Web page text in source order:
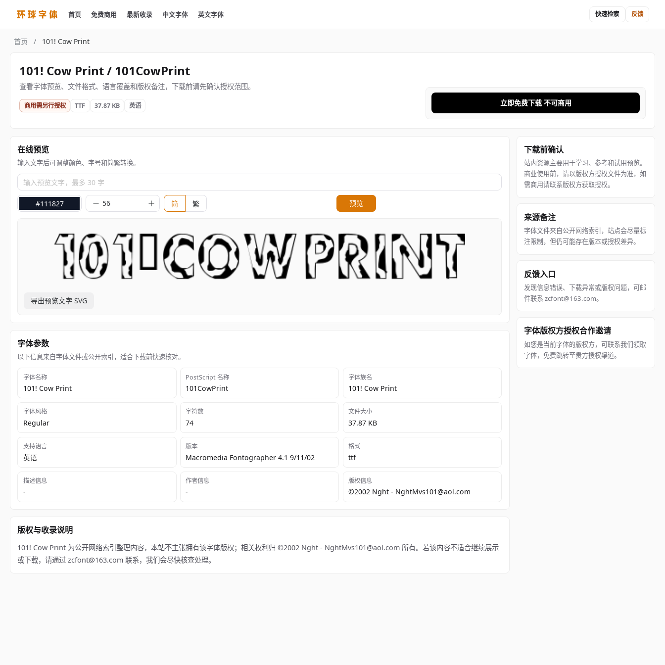
首页 免费商用 最新收录 中文字体 英文字体 快速检索 反馈
首页 / 101! Cow Print
101! Cow Print / 101CowPrint
查看字体预览、文件格式、语言覆盖和版权备注，下载前请先确认授权范围。
商用需另行授权 TTF 37.87 KB 英语 立即免费下载 不可商用
在线预览
输入文字后可调整颜色、字号和简繁转换。
输入预览文字，最多 30 字
#111827 简 繁 预览
导出预览文字 SVG
字体参数
以下信息来自字体文件或公开索引，适合下载前快速核对。
字体名称
101! Cow Print
PostScript 名称
101CowPrint
字体族名
101! Cow Print
字体风格
Regular
字符数
74
文件大小
37.87 KB
支持语言
英语
版本
Macromedia Fontographer 4.1 9/11/02
格式
ttf
描述信息
-
作者信息
-
版权信息
©2002 Nght - NghtMvs101@aol.com
版权与收录说明
101! Cow Print 为公开网络索引整理内容，本站不主张拥有该字体版权；相关权利归 ©2002 Nght - NghtMvs101@aol.com 所有。若该内容不适合继续展示
或下载，请通过 zcfont@163.com 联系，我们会尽快核查处理。
下载前确认
站内资源主要用于学习、参考和试用预览。
商业使用前，请以版权方授权文件为准，如
需商用请联系版权方获取授权。
来源备注
字体文件来自公开网络索引，站点会尽量标
注限制，但仍可能存在版本或授权差异。
反馈入口
发现信息错误、下载异常或版权问题，可邮
件联系 zcfont@163.com。
字体版权方授权合作邀请
如您是当前字体的版权方，可联系我们领取
字体，免费跳转至贵方授权渠道。